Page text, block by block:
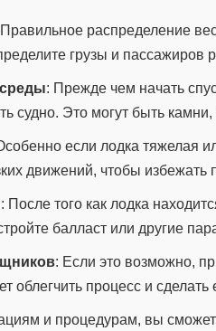
распределение
грузы и пассажиров
: Прежде чем начать
судно. Это могут быть
если лодка тяжелая
движений, чтобы
: После того как лодка
балласт или другие
: Если это возможно,
облегчить процесс и
и процедурам, вы